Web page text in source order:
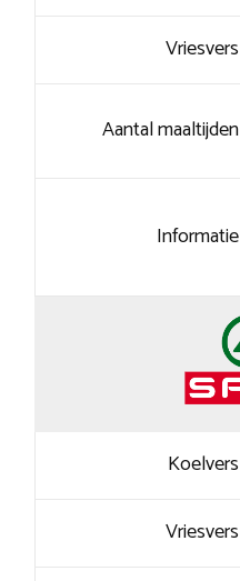
Vriesvers
Aantal maaltijden
Informatie
Koelvers
Vriesvers